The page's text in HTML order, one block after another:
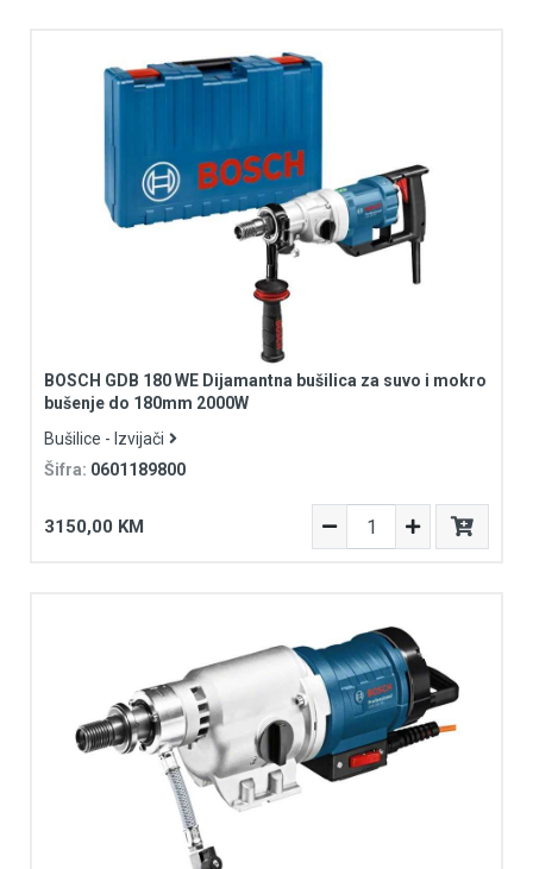
BOSCH GDB 180 WE Dijamantna bušilica za suvo i mokro
bušenje do 180mm 2000W
Bušilice - Izvijači
Šifra: 0601189800
3150,00 KM